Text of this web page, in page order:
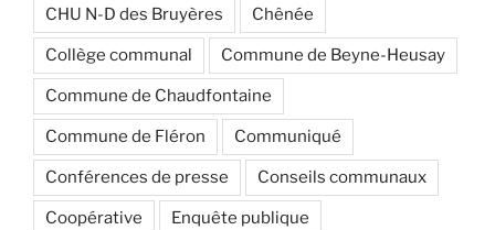
CHU N-D des Bruyères Chênée
Collège communal Commune de Beyne-Heusay
Commune de Chaudfontaine
Commune de Fléron Communiqué
Conférences de presse Conseils communaux
Coopérative Enquête publique